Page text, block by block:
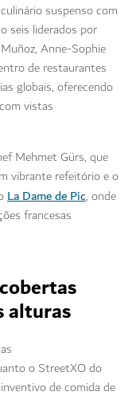
suspenso com
seis liderados por
Anne-Sophie
de restaurantes
globais, oferecendo
vistas
Mehmet Gürs, que
vibrante refeitório e o
La Dame de Pic, onde
francesas
alturas
o StreetXO do
de comida de